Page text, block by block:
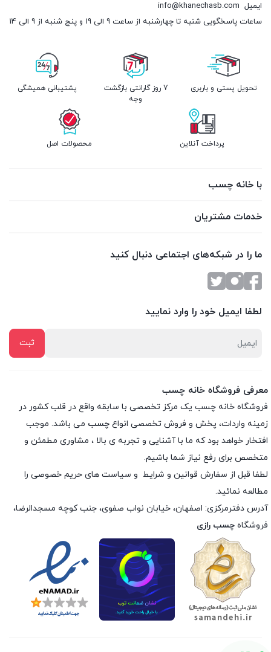
ایمیل info@khanechasb.com
ساعات پاسخگویی شنبه تا چهارشنبه از ساعت 9 الی 19 و پنج شنبه از 9 الی 14
تحویل پستی و باربری
7 روز گارانتی بازگشت
وجه
پشتیبانی همیشگی
پرداخت آنلاین محصولات اصل
با خانه چسب
خدمات مشتریان
ما را در شبکه‌های اجتماعی دنبال کنید
لطفا ایمیل خود را وارد نمایید
معرفی فروشگاه خانه چسب
فروشگاه خانه چسب یک مرکز تخصصی با سابقه واقع در قلب کشور در
زمینه واردات، پخش و فروش تخصصی انواع چسب می باشد. موجب
افتخار خواهد بود که ما با آشنایی و تجربه ی بالا ، مشاوری مطمئن و
متخصص برای رفع نیاز شما باشیم.
لطفا قبل از سفارش قوانین و شرایط و سیاست های حریم خصوصی را
مطالعه نمائید.
آدرس دفترمرکزی: اصفهان، خیابان نواب صفوی، جنب کوچه مسجدالرضا،
فروشگاه چسب رازی